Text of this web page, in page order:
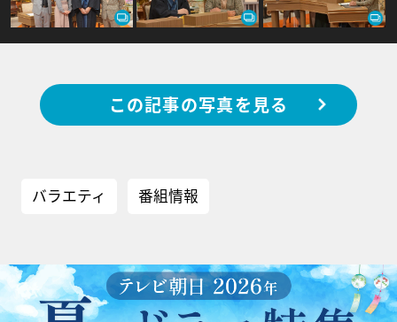
この記事の写真を見る
バラエティ 番組情報